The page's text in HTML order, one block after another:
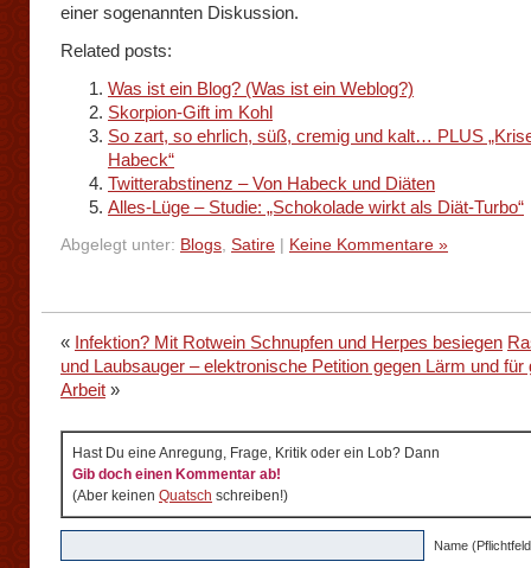
einer sogenannten Diskussion.
Related posts:
Was ist ein Blog? (Was ist ein Weblog?)
Skorpion-Gift im Kohl
So zart, so ehrlich, süß, cremig und kalt… PLUS
Habeck“
Twitterabstinenz – Von Habeck und Diäten
Alles-Lüge – Studie: „Schokolade wirkt als Diät-Turbo“
Abgelegt unter: Blogs, Satire Keine Kommentare »
« Infektion? Mit Rotwein Schnupfen und Herpes besiegen
und Laubsauger – elektronische Petition gegen Lärm und für
Arbeit »
Hast Du eine Anregung, Frage, Kritik oder ein Lob? Dann
Gib doch einen Kommentar ab!
(Aber keinen Quatsch schreiben!)
Name